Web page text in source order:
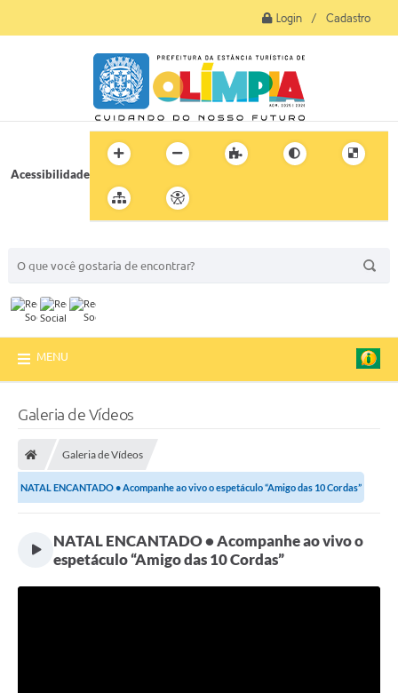
Login / Cadastro
Acessibilidade
MENU
Galeria de Vídeos
Galeria de Vídeos
NATAL ENCANTADO • Acompanhe ao vivo o espetáculo “Amigo das 10 Cordas”
NATAL ENCANTADO • Acompanhe ao vivo o
espetáculo “Amigo das 10 Cordas”